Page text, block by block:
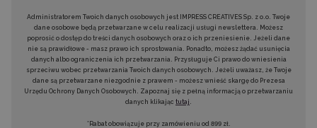
Administratorem Twoich danych osobowych jest IMPRESS CREATIVES Sp. z o.o. Twoje
dane osobowe będą przetwarzane w celu realizacji usługi newslettera. Możesz
poprosić o dostęp do treści danych osobowych oraz o ich przeniesienie. Jeżeli dane
nie są prawidłowe - masz prawo ich sprostowania. Ponadto, możesz żądać usunięcia
danych albo ograniczenia ich przetwarzania. Przysługuje Ci prawo do wniesienia
sprzeciwu wobec przetwarzania Twoich danych osobowych. Jeżeli uważasz, że Twoje
dane są przetwarzane niezgodnie z prawem - możesz wnieść skargę do Prezesa
Urzędu Ochrony Danych Osobowych. Zapoznaj się z pełną informacją o przetwarzaniu
danych klikając tutaj
*Rabat obowiązuje przy zamówieniu od 899 zł.